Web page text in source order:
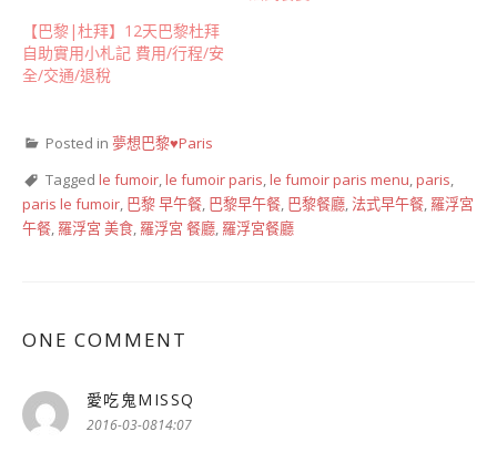
【巴黎|杜拜】12天巴黎杜拜
自助實用小札記 費用/行程/安
全/交通/退稅
Posted in 夢想巴黎♥Paris
Tagged le fumoir le fumoir paris le fumoir paris menu paris
paris le fumoir 巴黎 早午餐 巴黎早午餐 巴黎餐廳 法式早午餐 羅浮宮
午餐 羅浮宮 美食 羅浮宮 餐廳 羅浮宮餐廳
ONE COMMENT
愛吃鬼MISSQ
2016-03-0814:07